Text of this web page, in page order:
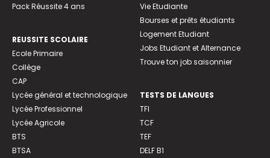
Pack Réussite 4 ans
REUSSITE SCOLAIRE
Ecole Primaire
Collège
CAP
Lycée général et technologique
Lycée Professionnel
Lycée Agricole
BTS
BTSA
Vie Etudiante
Bourses et prêts étudiants
Logement Etudiant
Jobs Etudiant et Alternance
Trouve ton job saisonnier
TESTS DE LANGUES
TFI
TCF
TEF
DELF B1